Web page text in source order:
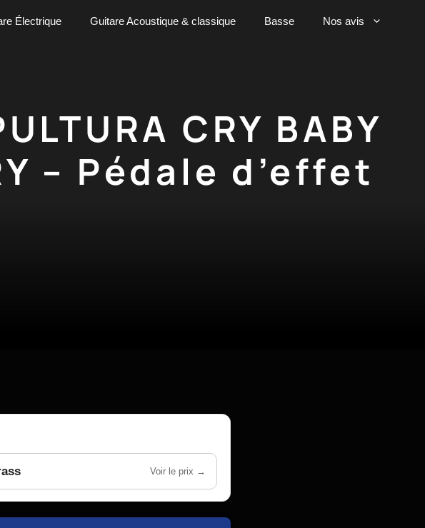
Électrique Guitare Acoustique & classique Basse Nos avis
CRY BABY
– Pédale d’effet
Voir le prix →